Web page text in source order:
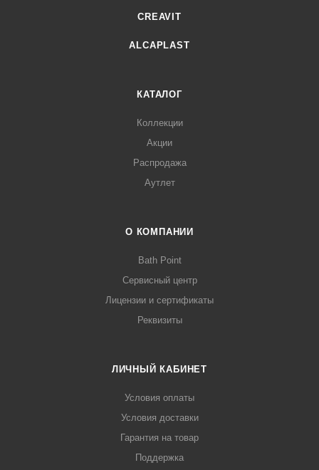
CREAVIT
ALCAPLAST
КАТАЛОГ
Коллекции
Акции
Распродажа
Аутлет
О КОМПАНИИ
Bath Point
Сервисный центр
Лицензии и сертификаты
Реквизиты
ЛИЧНЫЙ КАБИНЕТ
Условия оплаты
Условия доставки
Гарантия на товар
Поддержка